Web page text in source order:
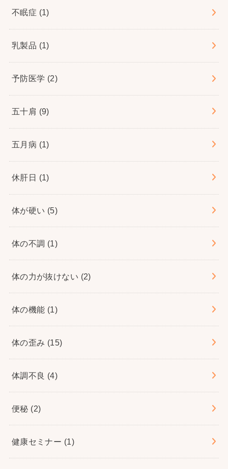
不眠症 (1)
乳製品 (1)
予防医学 (2)
五十肩 (9)
五月病 (1)
休肝日 (1)
体が硬い (5)
体の不調 (1)
体の力が抜けない (2)
体の機能 (1)
体の歪み (15)
体調不良 (4)
便秘 (2)
健康セミナー (1)